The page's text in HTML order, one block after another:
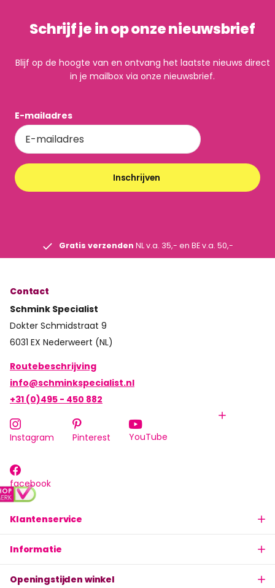
Schrijf je in op onze nieuwsbrief
Blijf op de hoogte van en ontvang het laatste nieuws direct
in je mailbox via onze nieuwsbrief.
E-mailadres
Inschrijven
Gratis verzenden NL v.a. 35,- en BE v.a. 50,-
Klantenservice
Informatie
Openingstijden winkel
Contact
Schmink Specialist
Dokter Schmidstraat 9
6031 EX Nederweert (NL)
Routebeschrijving
info@schminkspecialist.nl
+31 (0)495 - 450 882
Instagram Pinterest YouTube
facebook